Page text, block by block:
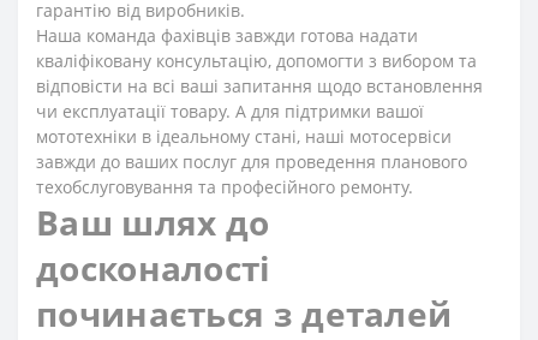
гарантію від виробників.
Наша команда фахівців завжди готова надати
кваліфіковану консультацію, допомогти з вибором та
відповісти на всі ваші запитання щодо встановлення
чи експлуатації товару. А для підтримки вашої
мототехніки в ідеальному стані, наші мотосервіси
завжди до ваших послуг для проведення планового
техобслуговування та професійного ремонту.
Ваш шлях до
досконалості
починається з деталей